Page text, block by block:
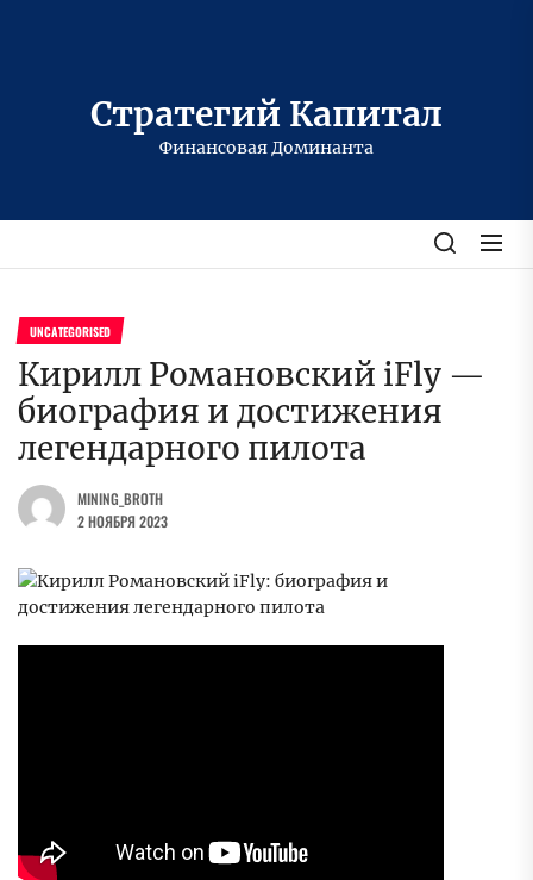
Стратегий Капитал
Финансовая Доминанта
UNCATEGORISED
Кирилл Романовский iFly —
биография и достижения
легендарного пилота
MINING_BROTH
2 НОЯБРЯ 2023